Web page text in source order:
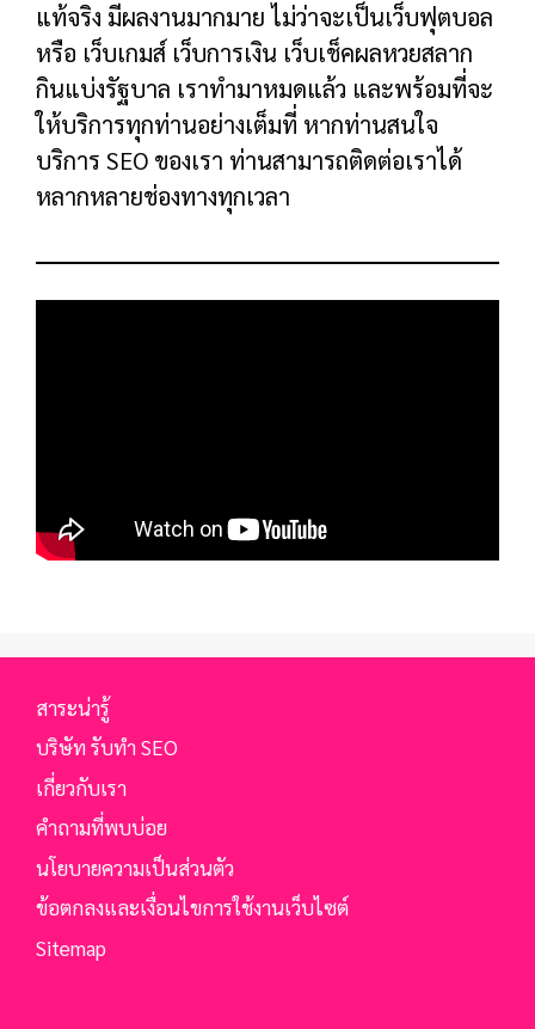
แท้จริง มีผลงานมากมาย ไม่ว่าจะเป็นเว็บฟุตบอล
หรือ เว็บเกมส์ เว็บการเงิน เว็บเช็คผลหวยสลาก
กินแบ่งรัฐบาล เราทำมาหมดแล้ว และพร้อมที่จะ
ให้บริการทุกท่านอย่างเต็มที่ หากท่านสนใจ
บริการ SEO ของเรา ท่านสามารถติดต่อเราได้
หลากหลายช่องทางทุกเวลา
สาระน่ารู้
บริษัท รับทำ SEO
เกี่ยวกับเรา
คำถามที่พบบ่อย
นโยบายความเป็นส่วนตัว
ข้อตกลงและเงื่อนไขการใช้งานเว็บไซต์
Sitemap